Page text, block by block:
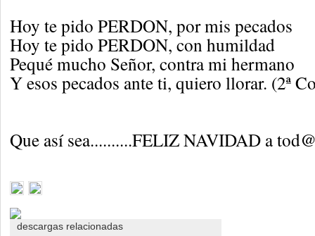
Hoy te pido PERDON, por mis pecados
Hoy te pido PERDON, con humildad
Pequé mucho Señor, contra mi hermano
Y esos pecados ante ti, quiero llorar. (2ª
Que así sea..........FELIZ NAVIDAD a
descargas relacionadas